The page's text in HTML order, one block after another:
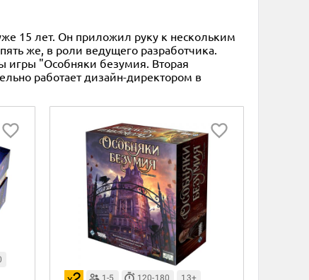
15 лет. Он приложил руку к нескольким
же, в роли ведущего разработчика.
игры "Особняки безумия. Вторая
работает дизайн-директором в